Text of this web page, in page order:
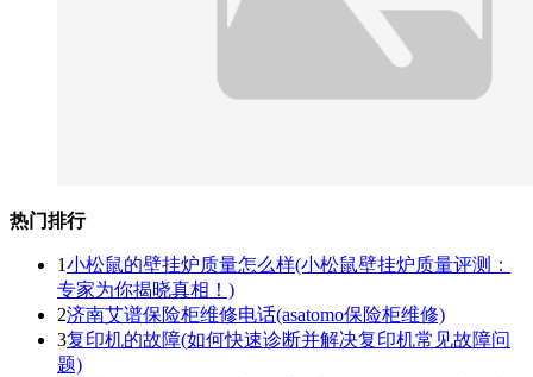
热门排行
1小松鼠的壁挂炉质量怎么样(小松鼠壁挂炉质量评测：
专家为你揭晓真相！)
2济南艾谱保险柜维修电话(asatomo保险柜维修)
3复印机的故障(如何快速诊断并解决复印机常见故障问
题)